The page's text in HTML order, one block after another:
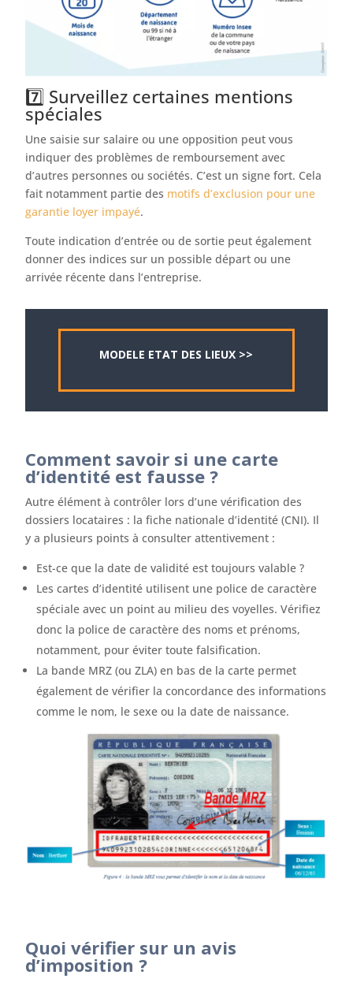
7️⃣ Surveillez certaines mentions
spéciales
Une saisie sur salaire ou une opposition peut vous
indiquer des problèmes de remboursement avec
d’autres personnes ou sociétés. C’est un signe fort. Cela
fait notamment partie des motifs d’exclusion pour une
garantie loyer impayé.
Toute indication d’entrée ou de sortie peut également
donner des indices sur un possible départ ou une
arrivée récente dans l’entreprise.
MODELE ETAT DES LIEUX >>
Comment savoir si une carte
d’identité est fausse ?
Autre élément à contrôler lors d’une vérification des
dossiers locataires : la fiche nationale d’identité (CNI). Il
y a plusieurs points à consulter attentivement :
Est-ce que la date de validité est toujours valable ?
Les cartes d’identité utilisent une police de caractère
spéciale avec un point au milieu des voyelles. Vérifiez
donc la police de caractère des noms et prénoms,
notamment, pour éviter toute falsification.
La bande MRZ (ou ZLA) en bas de la carte permet
également de vérifier la concordance des informations
comme le nom, le sexe ou la date de naissance.
Quoi vérifier sur un avis
d’imposition ?